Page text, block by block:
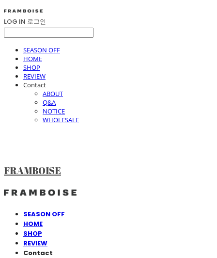
LOG IN 로그인
SEASON OFF
HOME
SHOP
REVIEW
Contact
ABOUT
Q&A
NOTICE
WHOLESALE
FRAMBOISE
SEASON OFF
HOME
SHOP
REVIEW
Contact